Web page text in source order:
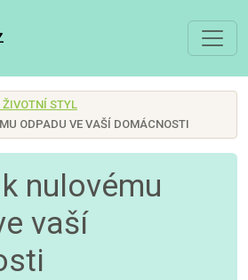
ŽIVOTNÍ STYL
ODPADU VE VAŠÍ DOMÁCNOSTI
nulovému
vaší